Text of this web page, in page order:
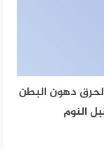
دهون البطن
النوم